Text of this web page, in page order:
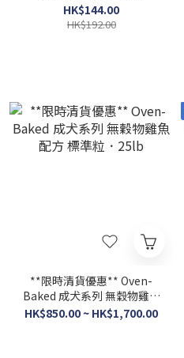
01/2027
HK$144.00
HK$192.00
**限時清貨優惠** Oven-
Baked 成犬系列 無穀物雞魚
配方 標準粒．25lb
HK$850.00 ~ HK$1,700.00